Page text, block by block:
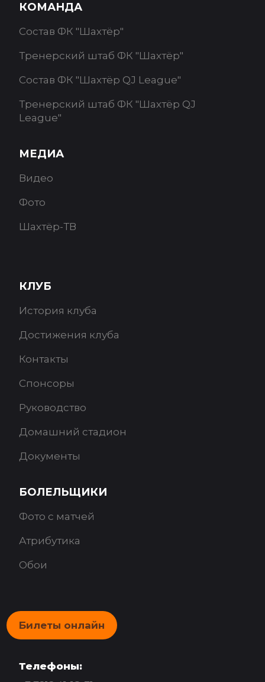
КОМАНДА
Состав ФК "Шахтёр"
Тренерский штаб ФК "Шахтёр"
Состав ФК "Шахтёр QJ League"
Тренерский штаб ФК "Шахтёр QJ
League"
МЕДИА
Видео
Фото
Шахтёр-ТВ
КЛУБ
История клуба
Достижения клуба
Контакты
Спонсоры
Руководство
Домашний стадион
Документы
БОЛЕЛЬЩИКИ
Фото с матчей
Атрибутика
Обои
Билеты онлайн
Телефоны: